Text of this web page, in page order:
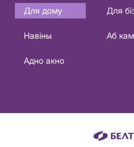
Основная
навигация
Для дому Для
Навіны
Аб
Адно акно